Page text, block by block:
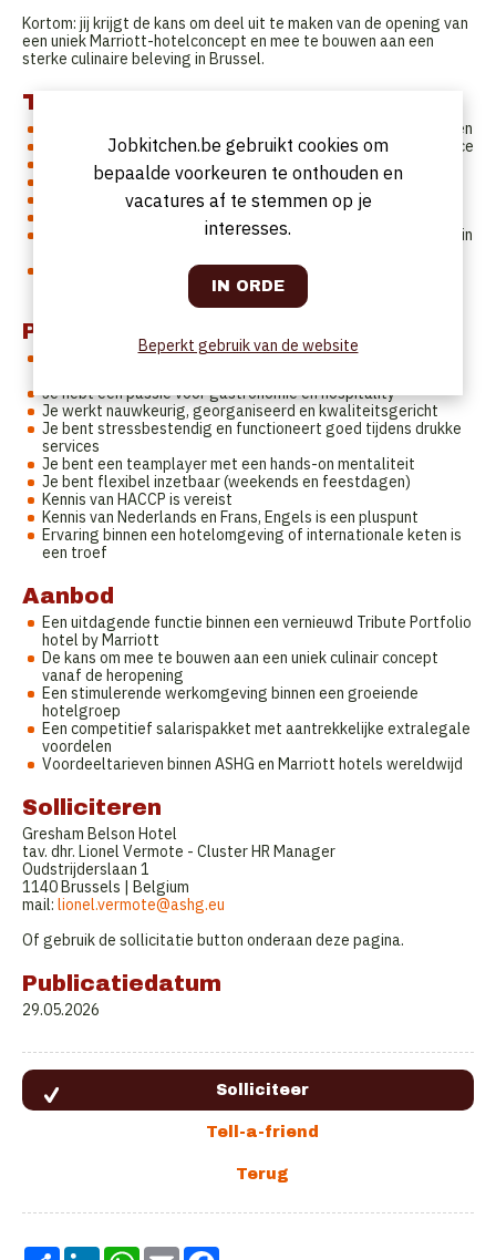
Kortom: jij krijgt de kans om deel uit te maken van de opening van
een uniek Marriott-hotelconcept en mee te bouwen aan een
sterke culinaire beleving in Brussel.
Taken en verantwoordelijkheden
Mee instaan voor de voorbereiding en bereiding van gerechten
Ondersteunen van de dagelijkse keukenwerking tijdens service
Waken over kwaliteit, presentatie en versheid van producten
Correct toepassen van hygiëne- en HACCP-normen
Helpen bij stockbeheer en mise-en-place
Samenwerken met collega’s binnen keuken en F&B
Zorgen voor orde, netheid en een efficiënte werkorganisatie in
Actief bijdragen aan een positieve en professionele
Profiel
Je hebt een eerste relevante ervaring in een professionele
Je hebt een passie voor gastronomie en hospitality
Je werkt nauwkeurig, georganiseerd en kwaliteitsgericht
Je bent stressbestendig en functioneert goed tijdens drukke
services
Je bent een teamplayer met een hands-on mentaliteit
Je bent flexibel inzetbaar (weekends en feestdagen)
Kennis van HACCP is vereist
Kennis van Nederlands en Frans, Engels is een pluspunt
Ervaring binnen een hotelomgeving of internationale keten is
een troef
Aanbod
Een uitdagende functie binnen een vernieuwd Tribute Portfolio
hotel by Marriott
De kans om mee te bouwen aan een uniek culinair concept
vanaf de heropening
Een stimulerende werkomgeving binnen een groeiende
hotelgroep
Een competitief salarispakket met aantrekkelijke extralegale
voordelen
Voordeeltarieven binnen ASHG en Marriott hotels wereldwijd
Solliciteren
Gresham Belson Hotel
tav. dhr. Lionel Vermote - Cluster HR Manager
Oudstrijderslaan 1
1140 Brussels | Belgium
mail: lionel.vermote@ashg.eu
Of gebruik de sollicitatie button onderaan deze pagina.
Publicatiedatum
29.05.2026
Share LinkedInWhatsApp
Email
Jobkitchen.be gebruikt cookies om
bepaalde voorkeuren te onthouden en
vacatures af te stemmen op je
interesses.
Beperkt gebruik van de website